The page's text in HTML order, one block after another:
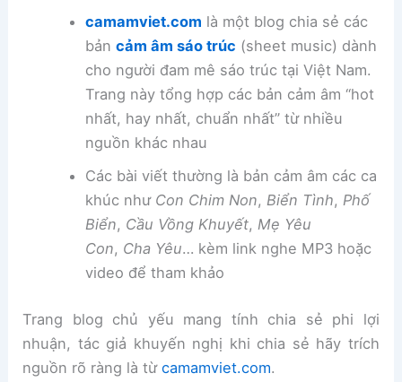
camamviet.com là một blog chia sẻ các
bản cảm âm sáo trúc (sheet music) dành
cho người đam mê sáo trúc tại Việt Nam.
Trang này tổng hợp các bản cảm âm “hot
nhất, hay nhất, chuẩn nhất” từ nhiều
nguồn khác nhau
Các bài viết thường là bản cảm âm các ca
khúc như Con Chim Non, Biển Tình, Phố
Biển, Cầu Vồng Khuyết, Mẹ Yêu
Con, Cha Yêu… kèm link nghe MP3 hoặc
video để tham khảo
Trang blog chủ yếu mang tính chia sẻ phi lợi
nhuận, tác giả khuyến nghị khi chia sẻ hãy trích
nguồn rõ ràng là từcamamviet.com.